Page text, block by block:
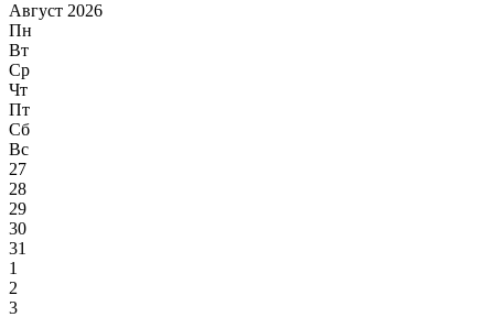
Август 2026
Пн
Вт
Ср
Чт
Пт
Сб
Вс
27
28
29
30
31
1
2
3